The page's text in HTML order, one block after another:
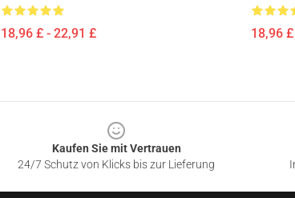
18,96 £ - 22,91 £ 18,96
Kaufen Sie mit Vertrauen
24/7 Schutz von Klicks bis zur Lieferung